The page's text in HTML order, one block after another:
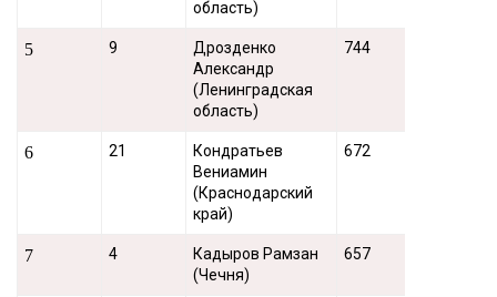
область)
5 9
Дрозденко
Александр
(Ленинградская
область)
744
6 21
Кондратьев
Вениамин
(Краснодарский
край)
672
7 4
Кадыров Рамзан
(Чечня)
657